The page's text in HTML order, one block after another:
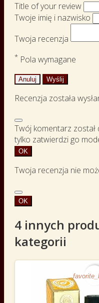
Title of your review
Twoje imię i nazwisko
Twoja recenzja
* Pola wymagane
Anuluj Wyślij
Recenzja została
Twój komentarz
tylko zatwierdzi go
OK
Twoja recenzja nie
OK
4 innych
kategorii